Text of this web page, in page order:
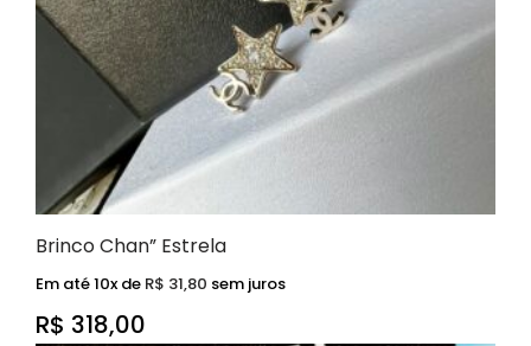
Brinco Chan” Estrela
R$ 318,00
Em até 10x de R$ 31,80 sem juros